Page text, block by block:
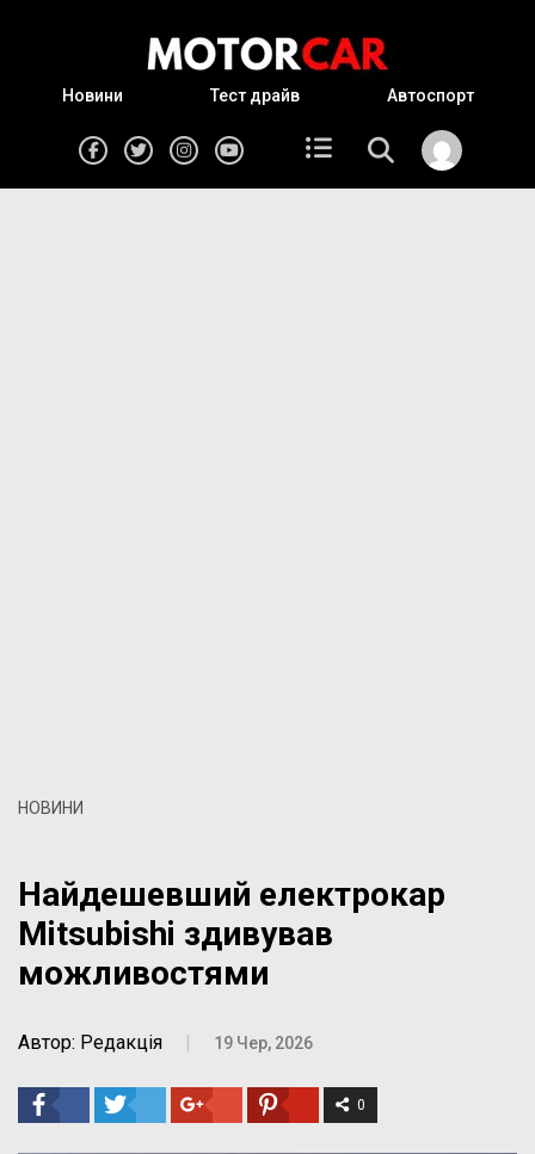
Новини Тест драйв Автоспорт
НОВИНИ
Найдешевший електрокар
Mitsubishi здивував
можливостями
Автор: Редакція | 19 Чер, 2026
0